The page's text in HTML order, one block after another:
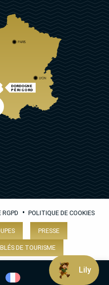
DORDOGNE
PÉRIGORD
PARIS
LYON
RGPD • POLITIQUE DE COOKIES
PRESSE
DE TOURISME
Lily